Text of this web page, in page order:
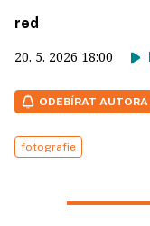
red
20. 5. 2026 18:00
ODEBÍRAT AUTORA
fotografie